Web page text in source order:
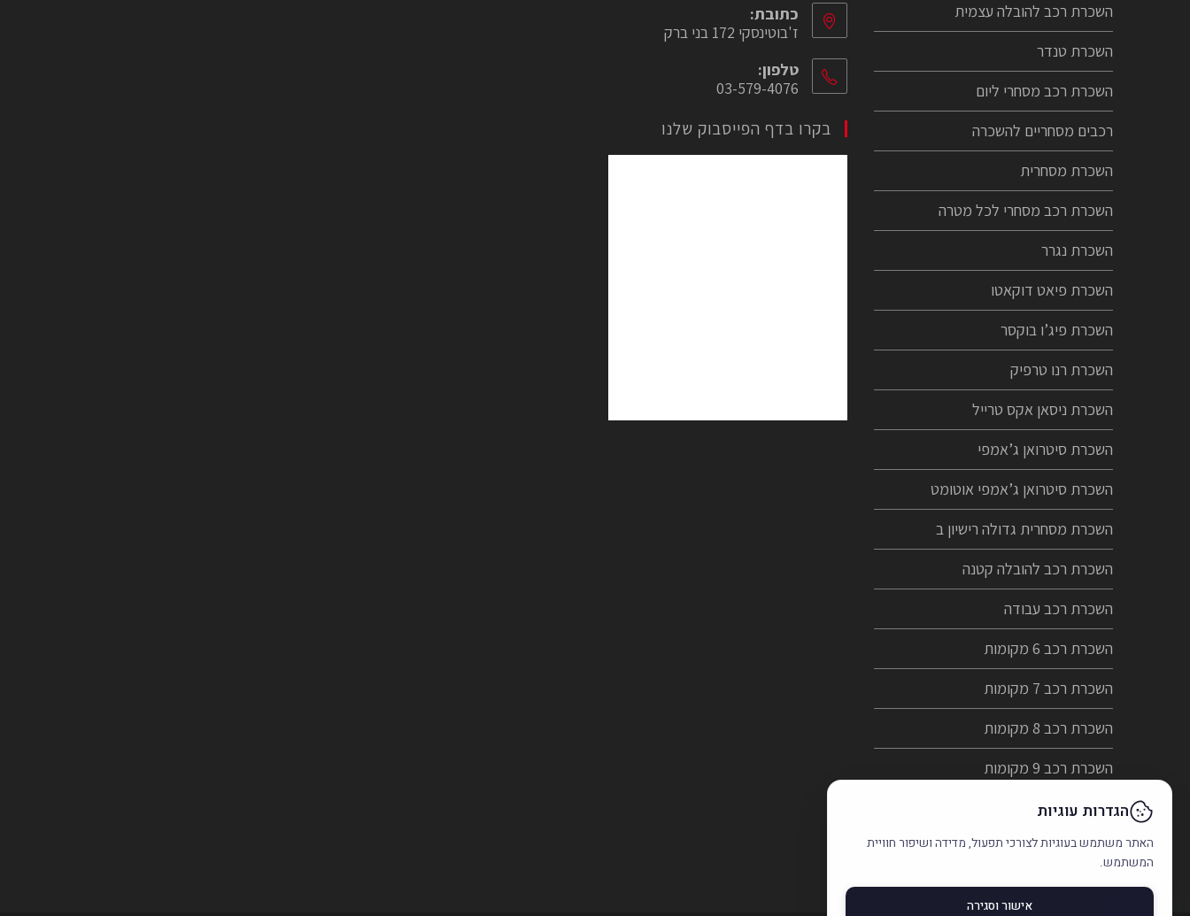
השכרת רכב להובלה עצמית
השכרת טנדר
השכרת רכב מסחרי ליום
רכבים מסחריים להשכרה
השכרת מסחרית
השכרת רכב מסחרי לכל מטרה
השכרת נגרר
השכרת פיאט דוקאטו
השכרת פיג’ו בוקסר
השכרת רנו טרפיק
השכרת ניסאן אקס טרייל
השכרת סיטרואן ג’אמפי
השכרת סיטרואן ג’אמפי אוטומט
השכרת מסחרית גדולה רישיון ב
השכרת רכב להובלה קטנה
השכרת רכב עבודה
השכרת רכב 6 מקומות
השכרת רכב 7 מקומות
השכרת רכב 8 מקומות
השכרת רכב 9 מקומות
השכרת רכב קטן
הצהרת נגישות
כתובת:
ז'בוטינסקי 172 בני ברק
טלפון:
03-579-4076
בקרו בדף הפייסבוק שלנו
הגדרות עוגיות
האתר משתמש בעוגיות לצורכי תפעול, מדידה ושיפור חוויית
המשתמש.
אישור וסגירה